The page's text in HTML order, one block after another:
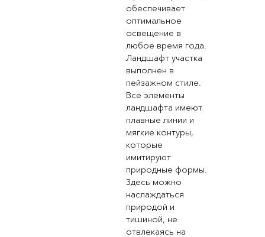
обеспечивает
оптимальное
освещение в
любое время года.
Ландшафт участка
выполнен в
пейзажном стиле.
Все элементы
ландшафта имеют
плавные линии и
мягкие контуры,
которые
имитируют
природные формы.
Здесь можно
наслаждаться
природой и
тишиной, не
отвлекаясь на